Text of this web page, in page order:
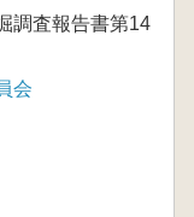
調査報告書第14
会